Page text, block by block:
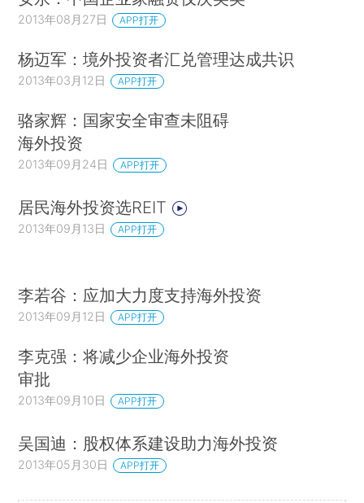
2013年08月27日 APP打开
杨迈军：境外投资者汇兑管理达成共识
2013年03月12日 APP打开
骆家辉：国家安全审查未阻碍
海外投资
2013年09月24日 APP打开
居民海外投资选REIT
2013年09月13日 APP打开
李若谷：应加大力度支持海外投资
2013年09月12日 APP打开
李克强：将减少企业海外投资
审批
2013年09月10日 APP打开
吴国迪：股权体系建设助力海外投资
2013年05月30日 APP打开